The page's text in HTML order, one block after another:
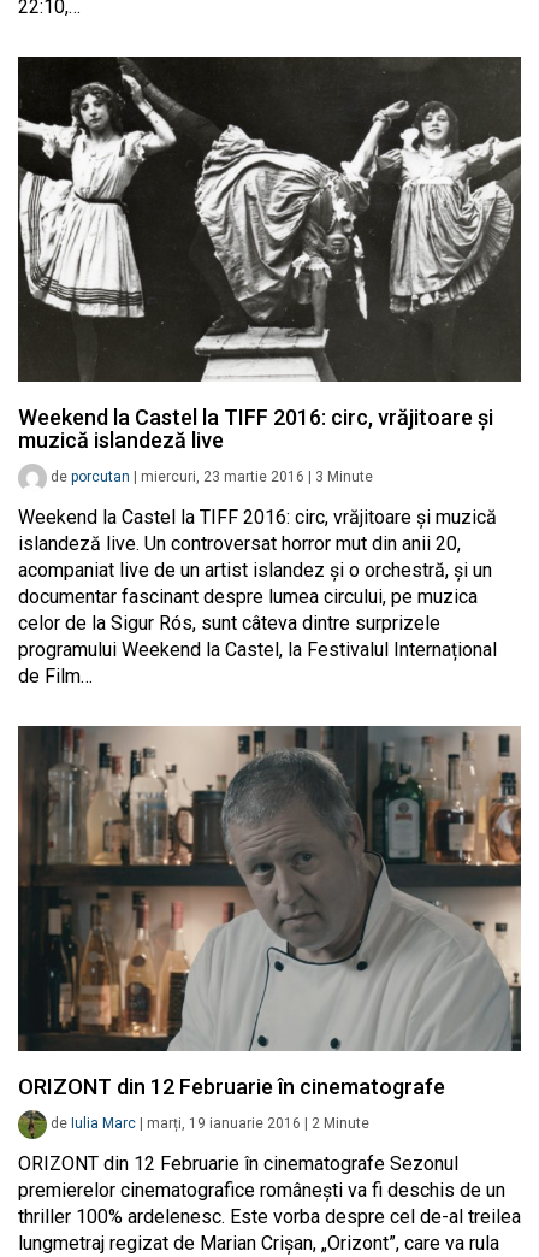
22:10,…
Weekend la Castel la TIFF 2016: circ, vrăjitoare și
muzică islandeză live
de porcutan miercuri, 23 martie 2016 3 Minute
Weekend la Castel la TIFF 2016: circ, vrăjitoare și muzică
islandeză live. Un controversat horror mut din anii 20,
acompaniat live de un artist islandez și o orchestră, și un
documentar fascinant despre lumea circului, pe muzica
celor de la Sigur Rós, sunt câteva dintre surprizele
programului Weekend la Castel, la Festivalul Internațional
de Film…
ORIZONT din 12 Februarie în cinematografe
de Iulia Marc marți, 19 ianuarie 2016 2 Minute
ORIZONT din 12 Februarie în cinematografe Sezonul
premierelor cinematografice românești va fi deschis de un
thriller 100% ardelenesc. Este vorba despre cel de-al treilea
lungmetraj regizat de Marian Crișan, „Orizont”, care va rula